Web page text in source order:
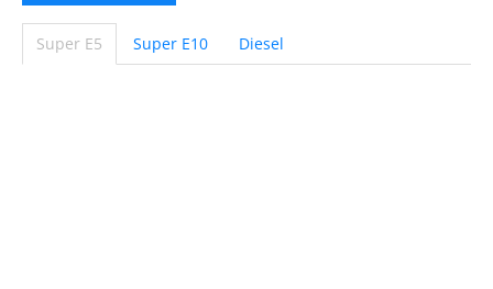
Super E5 Super E10 Diesel